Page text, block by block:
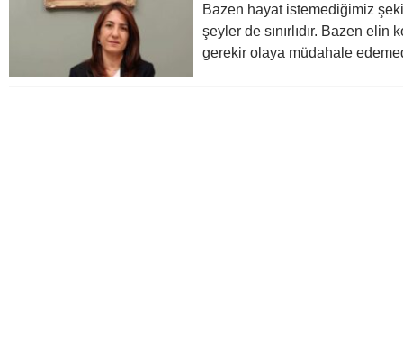
Bazen hayat istemediğimiz
şeyler de sınırlıdır. Bazen elin
gerekir olaya müdahale